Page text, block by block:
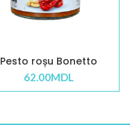
Pesto roșu Bonetto
62.00MDL